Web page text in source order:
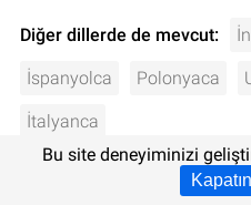
Diğer dillerde de mevcut:
İspanyolca Polonyaca
İtalyanca
Bu site deneyiminizi
Kapatın